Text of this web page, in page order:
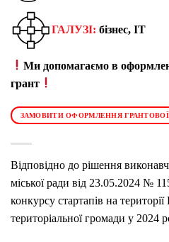
ГАЛУЗІ: бізнес, IT
Ми допомагаємо в
грант
ЗАМОВИТИ ОФОРМЛЕННЯ
Відповідно до рішення
міської ради від 23.05.2024 №
конкурсу стартапів на
територіальної громади у 2024